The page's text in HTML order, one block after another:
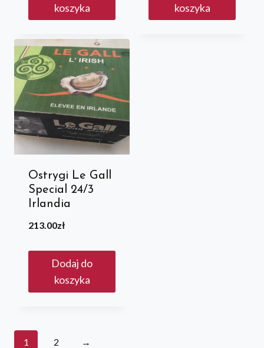
koszyka
koszyka
Ostrygi Le Gall
Special 24/3
Irlandia
213.00zł
Dodaj do
koszyka
1 2 →